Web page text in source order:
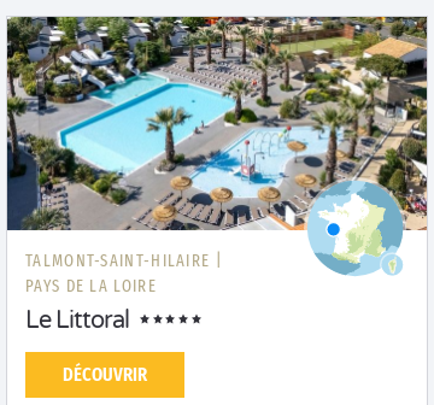
TALMONT-SAINT-HILAIRE |
PAYS DE LA LOIRE
Le Littoral
DÉCOUVRIR